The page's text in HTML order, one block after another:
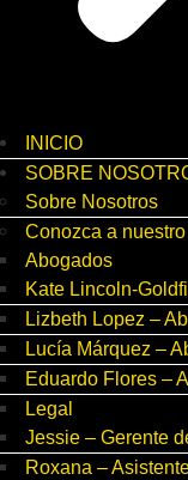
INICIO
SOBRE
Sobre Nosotros
Conozca a
Abogados
Kate Lincoln-
Lizbeth Lopez –
Lucía Márquez –
Eduardo Flores –
Legal
Jessie – Gerente
Roxana –